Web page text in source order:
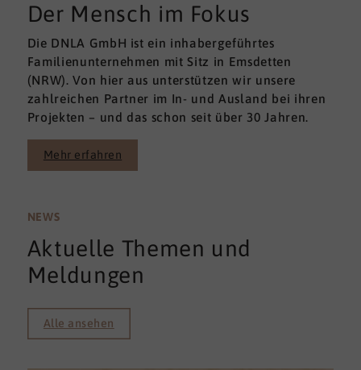
Der Mensch im Fokus
Die DNLA GmbH ist ein inhabergeführtes
Familienunternehmen mit Sitz in Emsdetten
(NRW). Von hier aus unterstützen wir unsere
zahlreichen Partner im In- und Ausland bei ihren
Projekten – und das schon seit über 30 Jahren.
Mehr erfahren
NEWS
Aktuelle Themen und
Meldungen
Alle ansehen